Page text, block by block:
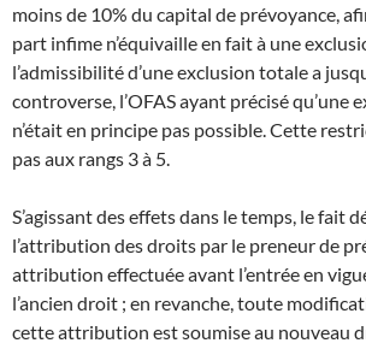
moins de 10% du capital de prévoyance,
part infime n’équivaille en fait à une
l’admissibilité d’une exclusion totale a
controverse, l’OFAS ayant précisé qu’une
n’était en principe pas possible. Cette
pas aux rangs 3 à 5.
S’agissant des effets dans le temps, le fait
l’attribution des droits par le preneur de
attribution effectuée avant l’entrée en
l’ancien droit ; en revanche, toute
cette attribution est soumise au nouveau